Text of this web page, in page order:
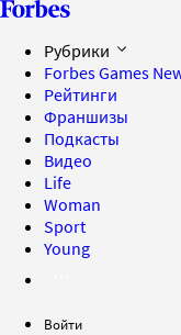
Рубрики
Forbes Games
Рейтинги
Франшизы
Подкасты
Видео
Life
Woman
Sport
Young
Войти